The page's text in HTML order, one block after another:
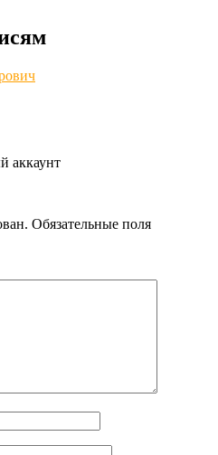
аккаунт
Обязательные поля